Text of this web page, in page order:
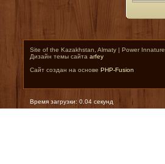
Site of the Kazakhstan, Almaty | Power Innature
Дизайн темы сайта arfey
Сайт создан на основе PHP-Fusion
Время загрузки: 0.04 секунд